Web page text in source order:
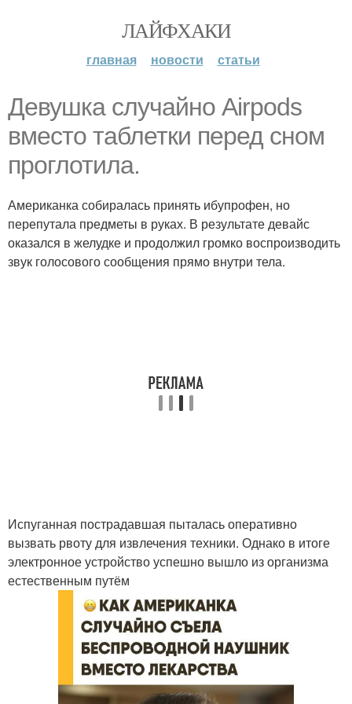
ЛАЙФХАКИ
главная новости статьи
Девушка случайно Airpods
вместо таблетки перед сном
проглотила.
Американка собиралась принять ибупрофен, но
перепутала предметы в руках. В результате девайс
оказался в желудке и продолжил громко воспроизводить
звук голосового сообщения прямо внутри тела.
Испуганная пострадавшая пыталась оперативно
вызвать рвоту для извлечения техники. Однако в итоге
электронное устройство успешно вышло из организма
естественным путём